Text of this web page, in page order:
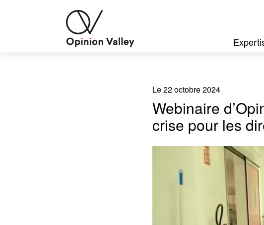
Le 22 octobre 2024
Webinaire
crise pour les